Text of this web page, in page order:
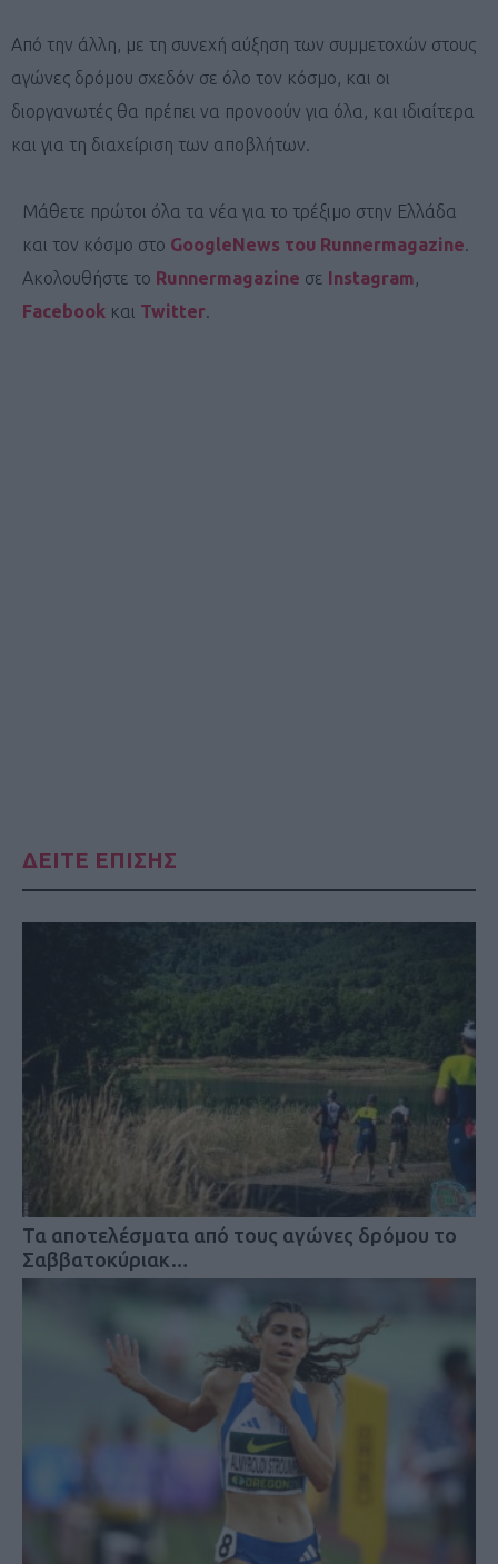
Από την άλλη, με τη συνεχή αύξηση των συμμετοχών στους
αγώνες δρόμου σχεδόν σε όλο τον κόσμο, και οι
διοργανωτές θα πρέπει να προνοούν για όλα, και ιδιαίτερα
και για τη διαχείριση των αποβλήτων.
Μάθετε πρώτοι όλα τα νέα για το τρέξιμο στην Ελλάδα
και τον κόσμο στο GoogleNews του Runnermagazine.
Ακολουθήστε το Runnermagazine σε Instagram,
Facebook και Twitter.
ΔΕΙΤΕ ΕΠΙΣΗΣ
Τα αποτελέσματα από τους αγώνες δρόμου το
Σαββατοκύριακ…